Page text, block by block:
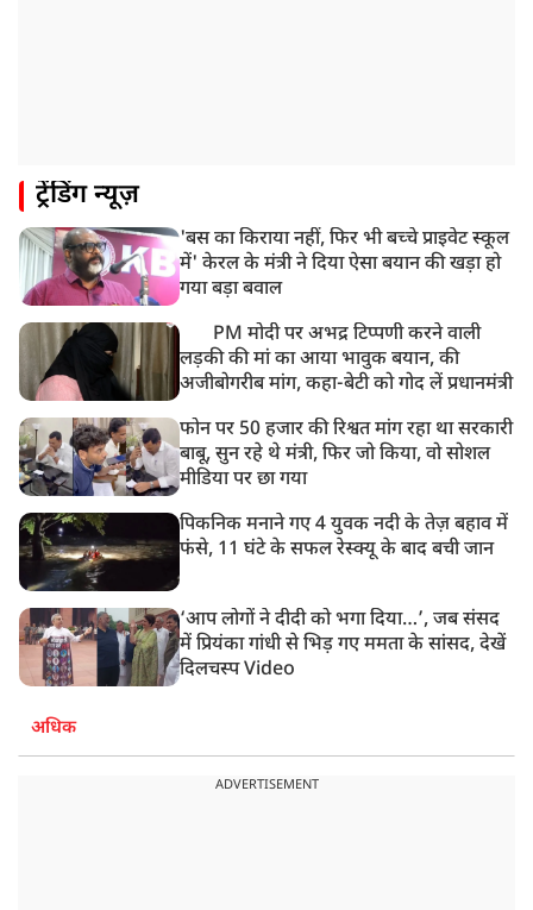
ट्रेंडिंग न्यूज़
'बस का किराया नहीं, फिर भी बच्चे प्राइवेट स्कूल
में' केरल के मंत्री ने दिया ऐसा बयान की खड़ा हो
गया बड़ा बवाल
PM मोदी पर अभद्र टिप्पणी करने वाली
लड़की की मां का आया भावुक बयान, की
अजीबोगरीब मांग, कहा-बेटी को गोद लें प्रधानमंत्री
फोन पर 50 हजार की रिश्वत मांग रहा था सरकारी
बाबू, सुन रहे थे मंत्री, फिर जो किया, वो सोशल
मीडिया पर छा गया
पिकनिक मनाने गए 4 युवक नदी के तेज़ बहाव में
फंसे, 11 घंटे के सफल रेस्क्यू के बाद बची जान
‘आप लोगों ने दीदी को भगा दिया…’, जब संसद
में प्रियंका गांधी से भिड़ गए ममता के सांसद, देखें
दिलचस्प Video
अधिक
ADVERTISEMENT